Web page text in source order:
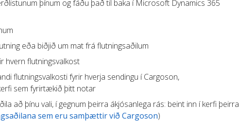
þínum og fáðu það til baka í Microsoft Dynamics 365
eða biðjið um mat frá flutningsaðilum
hvern flutningsvalkost
flutningsvalkosti fyrir hverja sendingu í Cargoson,
sem fyrirtækið þitt notar
að þínu vali, í gegnum þeirra ákjósanlega rás: beint inn í kerfi þeirra
sem eru samþættir við Cargoson)